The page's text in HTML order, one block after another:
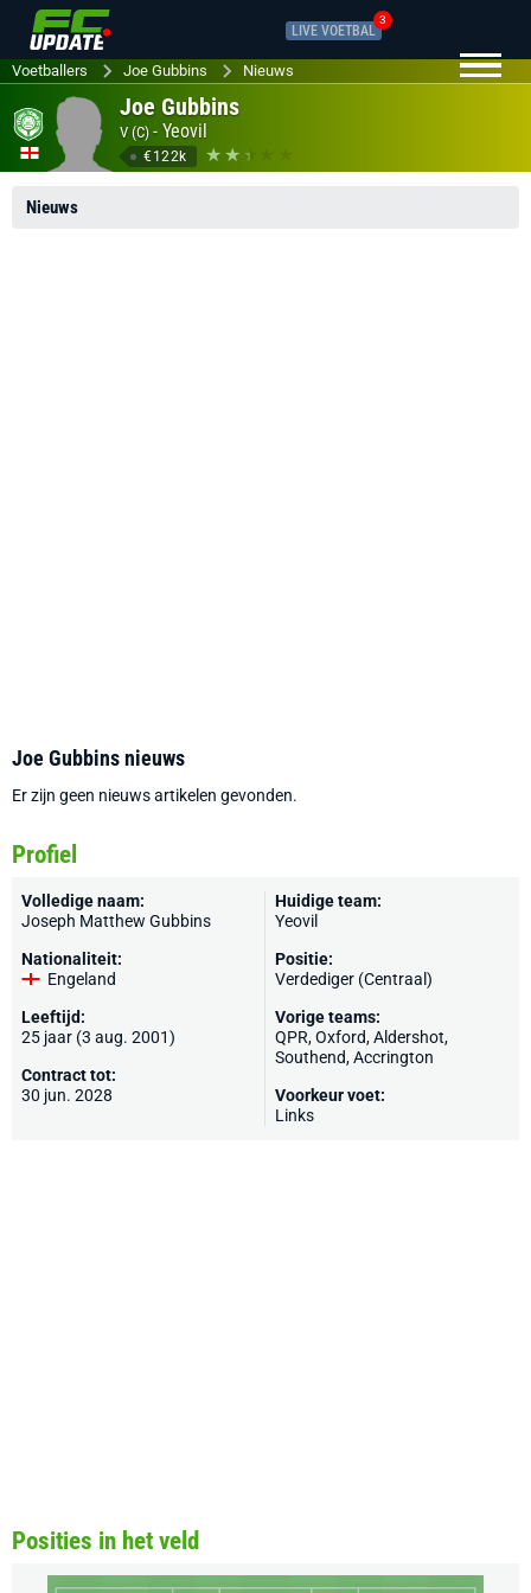
LIVE VOETBAL
3
Voetballers Joe Gubbins Nieuws
Joe Gubbins
V (C) - Yeovil
€122k
Nieuws
Joe Gubbins nieuws
Er zijn geen nieuws artikelen gevonden.
Profiel
Volledige naam:
Joseph Matthew Gubbins
Nationaliteit:
Engeland
Leeftijd:
25 jaar (3 aug. 2001)
Contract tot:
30 jun. 2028
Huidige team:
Yeovil
Positie:
Verdediger (Centraal)
Vorige teams:
QPR,Oxford,Aldershot,
Southend,Accrington
Voorkeur voet:
Links
Posities in het veld